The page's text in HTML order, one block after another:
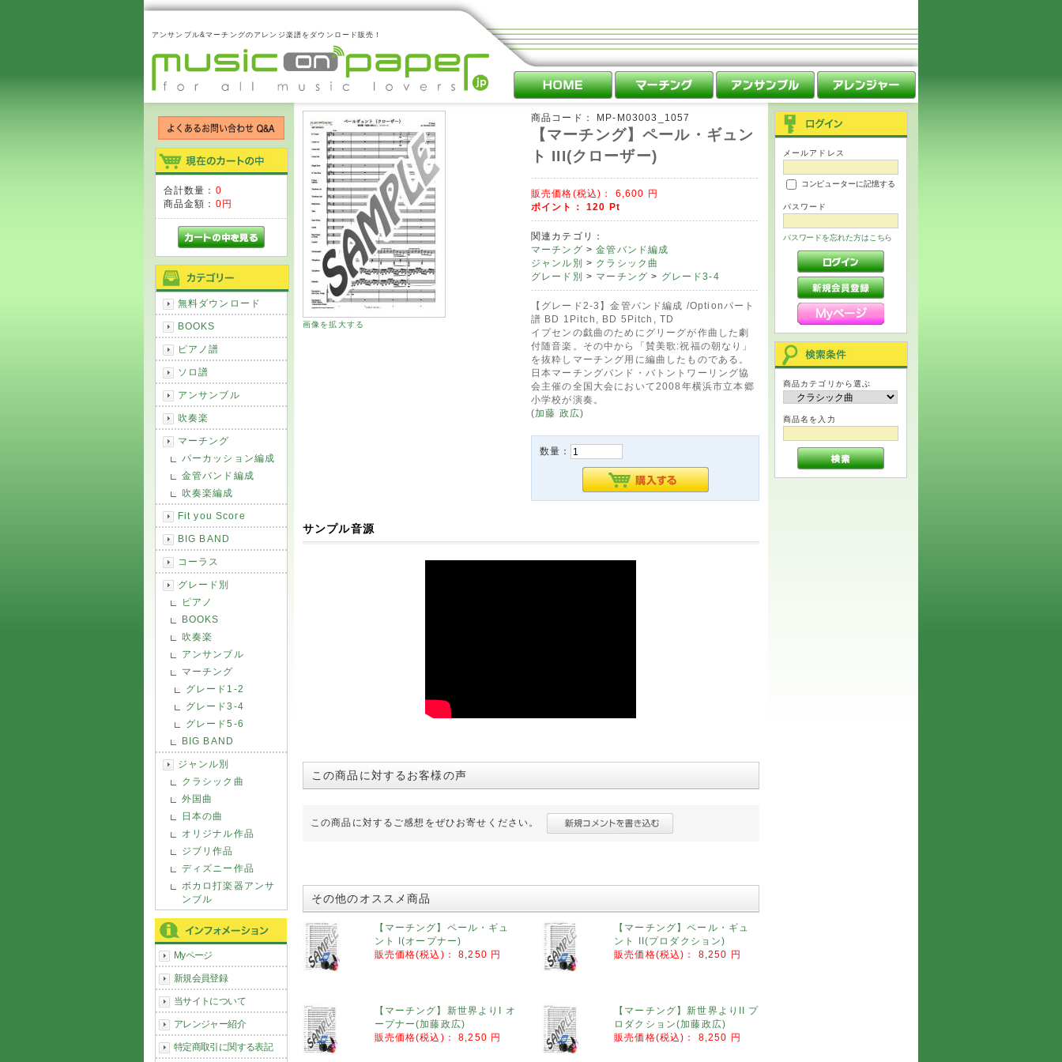
アンサンブル&マーチングのアレンジ楽譜をダウンロード販売！
合計数量： 0
商品金額： 0円
無料ダウンロード
BOOKS
ピアノ譜
ソロ譜
アンサンブル
吹奏楽
マーチング
パーカッション編成
金管バンド編成
吹奏楽編成
Fit you Score
BIG BAND
コーラス
グレード別
ピアノ
BOOKS
吹奏楽
アンサンブル
マーチング
グレード1-2
グレード3-4
グレード5-6
BIG BAND
ジャンル別
クラシック曲
外国曲
日本の曲
オリジナル作品
ジブリ作品
ディズニー作品
ボカロ打楽器アンサ
ンブル
Myページ
新規会員登録
当サイトについて
アレンジャー紹介
特定商取引に関する表記
画像を拡大する
商品コード： MP-M03003_1057
【マーチング】ペール・ギュン
ト III(クローザー)
販売価格(税込)： 6,600 円
ポイント： 120 Pt
関連カテゴリ：
マーチング >金管バンド編成
ジャンル別 > クラシック曲
グレード別 > マーチング > グレード3-4
【グレード2-3】金管バンド編成 /Optionパート
譜 BD 1Pitch, BD 5Pitch, TD
イプセンの戯曲のためにグリーグが作曲した劇
付随音楽。その中から「賛美歌:祝福の朝なり」
を抜粋しマーチング用に編曲したものである。
日本マーチングバンド・バトントワーリング協
会主催の全国大会において2008年横浜市立本郷
小学校が演奏。
(加藤 政広)
数量：
サンプル音源
この商品に対するお客様の声
この商品に対するご感想をぜひお寄せください。
その他のオススメ商品
【マーチング】ペール・ギュ
ント I(オープナー)
販売価格(税込)：
8,250 円
【マーチング】ペール・ギュ
ント II(プロダクション)
販売価格(税込)：
8,250 円
【マーチング】新世界よりI オ
ープナー(加藤政広)
販売価格(税込)：
8,250 円
【マーチング】新世界よりII プ
ロダクション(加藤政広)
販売価格(税込)：
8,250 円
メールアドレス
コンピューターに記憶する
パスワード
パスワードを忘れた方はこちら
商品カテゴリから選ぶ
商品名を入力